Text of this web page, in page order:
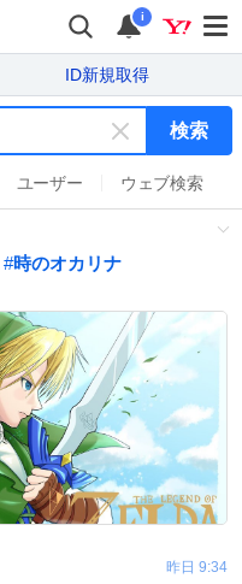
i
ID新規取得
キ
ー
ワ
消
す
検索
ユーザー ウェブ検索
#時のオカリナ
昨日 9:34